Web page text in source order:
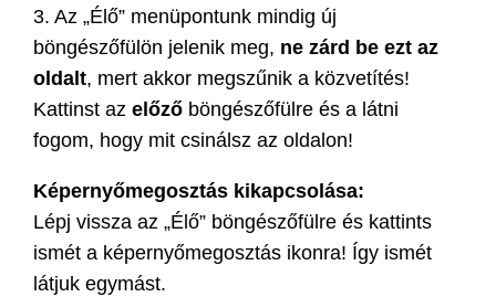
3. Az „Élő” menüpontunk mindig új
böngészőfülön jelenik meg, ne zárd be ezt az
oldalt, mert akkor megszűnik a közvetítés!
Kattinst az előző böngészőfülre és a látni
fogom, hogy mit csinálsz az oldalon!
Képernyőmegosztás kikapcsolása:
Lépj vissza az „Élő” böngészőfülre és kattints
ismét a képernyőmegosztás ikonra! Így ismét
látjuk egymást.